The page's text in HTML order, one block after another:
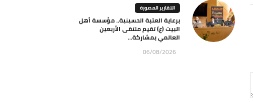
التقارير المصورة
برعاية العتبة الحسينية.. مؤسسة أهل
البيت (ع) تقيم ملتقى الأربعين
العالمي بمشاركة...
06/08/2026